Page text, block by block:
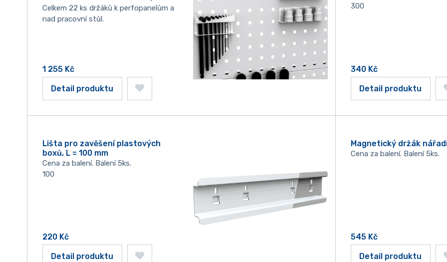
Celkem 22 ks držáků k perfopanelům a
nad pracovní stůl.
1 255 Kč
Detail produktu
300
340 Kč
Detail produktu
Lišta pro zavěšení plastových
boxů, L = 100 mm
Cena za balení. Balení 5ks.
100
220 Kč
Detail produktu
Magnetický držák
Cena za balení. Balení 5ks.
545 Kč
Detail produktu